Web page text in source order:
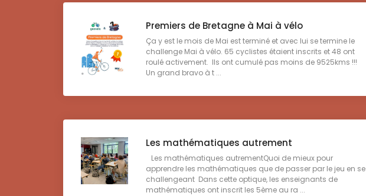
Premiers de Bretagne à Mai à vélo
Ça y est le mois de Mai est terminé et avec lui se termine le
challenge Mai à vélo. 65 cyclistes étaient inscrits et 48 ont
roulé activement. Ils ont cumulé pas moins de 9525kms !!!
Un grand bravo à t ...
Les mathématiques autrement
Les mathématiques autrementQuoi de mieux pour
apprendre les mathématiques que de passer par le jeu en se
challengeant Dans cette optique, les enseignants de
mathématiques ont inscrit les 5ème au ra ...